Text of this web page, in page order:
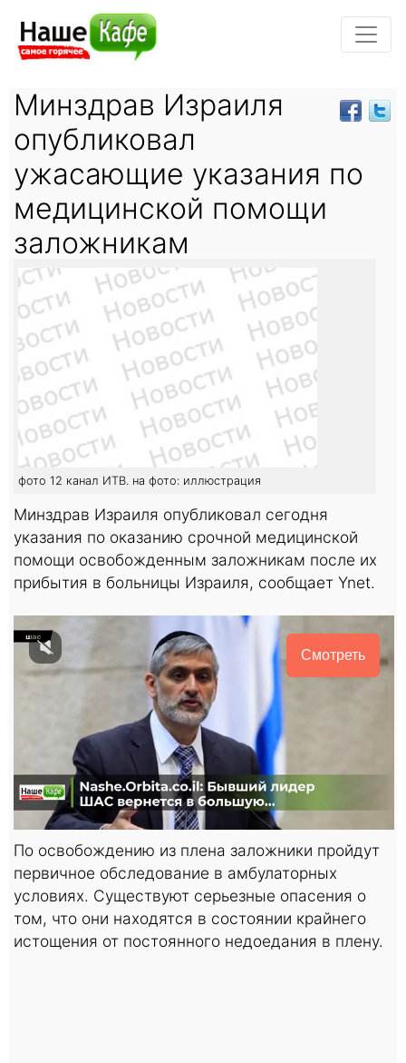
Минздрав Израиля
опубликовал
ужасающие указания по
медицинской помощи
заложникам
фото 12 канал ИТВ. на фото: иллюстрация
Минздрав Израиля опубликовал сегодня
указания по оказанию срочной медицинской
помощи освобожденным заложникам после их
прибытия в больницы Израиля, сообщает Ynet.
Смотреть
По освобождению из плена заложники пройдут
первичное обследование в амбулаторных
условиях. Существуют серьезные опасения о
том, что они находятся в состоянии крайнего
истощения от постоянного недоедания в плену.